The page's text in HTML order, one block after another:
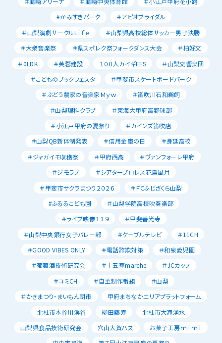
#かみすきパーク
＃アピオブライダル
＃山梨演劇サークルLｉｆｅ
＃山梨県高校総体サッカー男子決勝
＃大衆音楽祭
＃県スポレク祭フォークダンス大会
＃柏好文
＃0LDK
＃芙蓉建設 １００人カイギFES
＃山梨交響楽団
＃こどものブックフェスタ
＃甲斐市スケートボードパーク
＃ぶどう農家の音楽家Ｍｙｗ
＃笛吹川石和鵜飼
＃山梨理科クラブ
＃東海大甲府高野球部
＃小江戸甲府の夏祭り
＃カインズ笛吹店
＃山梨QB新体制発表
＃信用金庫の日
＃身延高校
＃ジャガイモ収穫祭
＃甲府西高
＃ヴァンフォーレ甲府
＃ジモラブ
＃シアタープロレス花鳥風月
＃甲斐市サクラまつり２０２６
＃ＦＣふじざくら山梨
#ふるるこども園
＃山梨学院高校吹奏楽部
＃ライブ映像１１９
＃甲斐善光寺
＃山梨中央銀行女子バレー部
＃ケーブルテレビ
＃11CH
＃GOOD VIBES ONLY
＃電話詐欺対策
＃和泉愛児園
＃葡萄酒技術研究会
＃十五華marche
＃JCカップ
＃コミCH
＃自主制作番組
＃山梨
＃かきまつり・まいもん朝市
甲府まちなかエリアプラットフォーム
北杜市本谷川渓谷
柳田藤寿
北杜市大滝湧水
山梨県食品技術研究会
穴山大賀ハス
お菓子工房ｍｉｍｉ